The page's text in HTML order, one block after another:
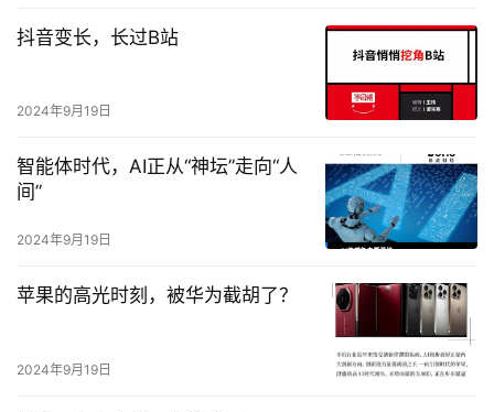
抖音变长，长过B站
2024年9月19日
智能体时代，AI正从“神坛”走向“人
间”
2024年9月19日
苹果的高光时刻，被华为截胡了？
2024年9月19日